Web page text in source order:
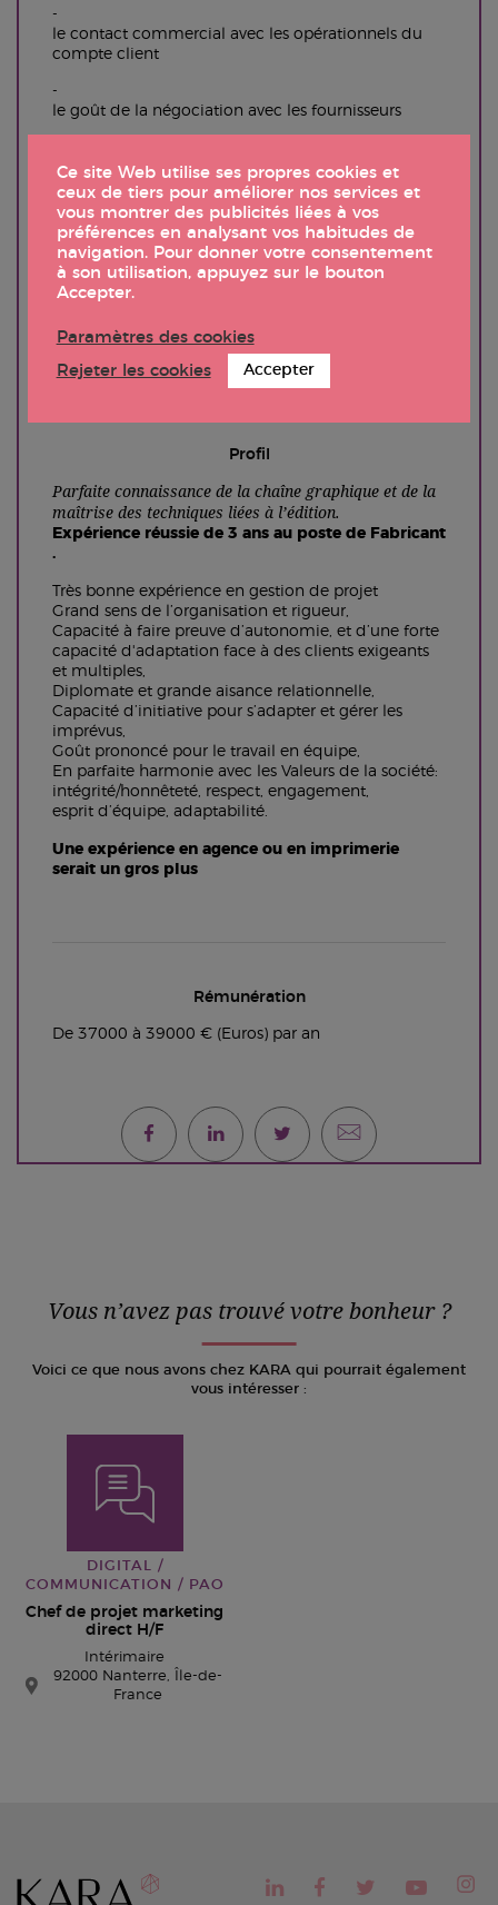
le contact commercial avec les opérationnels du
compte client
le goût de la négociation avec les fournisseurs
le suivi de production des commandes
d'imprimés, tant de communication
qu'administratifs
Poste: CDI
Rémunération annuelle brute comprise entre 37 et 39
K€
Restaurant d'entreprise
Profil
Parfaite connaissance de la chaîne graphique et de la
maîtrise des techniques liées à l’édition.
Expérience réussie de 3 ans au poste de Fabricant
.
Très bonne expérience en gestion de projet
Grand sens de l’organisation et rigueur,
Capacité à faire preuve d’autonomie, et d’une forte
capacité d'adaptation face à des clients exigeants
et multiples,
Diplomate et grande aisance relationnelle,
Capacité d’initiative pour s’adapter et gérer les
imprévus,
Goût prononcé pour le travail en équipe,
En parfaite harmonie avec les Valeurs de la société:
intégrité/honnêteté, respect, engagement,
esprit d’équipe, adaptabilité.
Une expérience en agence ou en imprimerie
serait un gros plus
Rémunération
De 37000 à 39000 € (Euros) par an
Vous n’avez pas trouvé votre bonheur ?
Voici ce que nous avons chez KARA qui pourrait également
vous intéresser :
DIGITAL /
COMMUNICATION / PAO
Chef de projet marketing
direct H/F
Intérimaire
92000 Nanterre, Île-de-
France
Ce site Web utilise ses propres cookies et
ceux de tiers pour améliorer nos services et
vous montrer des publicités liées à vos
préférences en analysant vos habitudes de
navigation. Pour donner votre consentement
à son utilisation, appuyez sur le bouton
Accepter.
Paramètres des cookies
Rejeter les cookies
Accepter